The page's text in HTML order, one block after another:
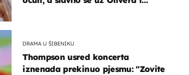
DRAMA U ŠIBENIKU
Thompson usred koncerta
iznenada prekinuo pjesmu: "Zovite